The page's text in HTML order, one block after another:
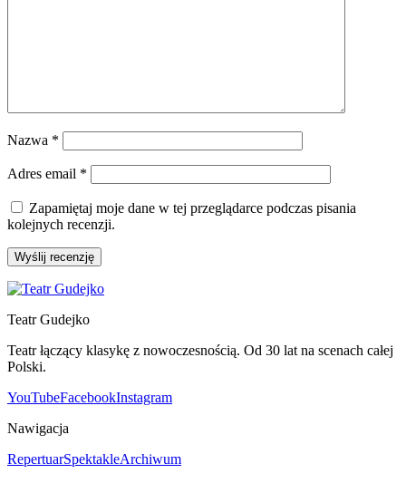
Nazwa *
Adres email *
Zapamiętaj moje dane w tej przeglądarce podczas pisania
kolejnych recenzji.
Teatr Gudejko
Teatr łączący klasykę z nowoczesnością. Od 30 lat na scenach całej
Polski.
YouTubeFacebookInstagram
Nawigacja
RepertuarSpektakleArchiwum